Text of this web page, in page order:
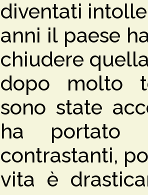
diventati
anni il paese
chiudere
dopo molto
sono state
ha portato
contrastanti,
vita è